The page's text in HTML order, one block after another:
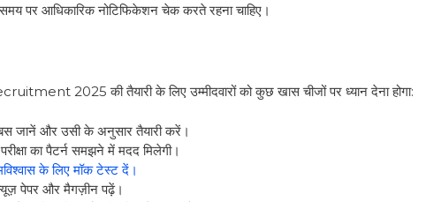
पर आधिकारिक नोटिफिकेशन चेक करते रहना चाहिए।
2025 की तैयारी के लिए उम्मीदवारों को कुछ खास चीजों पर ध्यान देना होगा:
जानें और उसी के अनुसार तैयारी करें।
का पैटर्न समझने में मदद मिलेगी।
के लिए मॉक टेस्ट दें।
पेपर और मैगज़ीन पढ़ें।